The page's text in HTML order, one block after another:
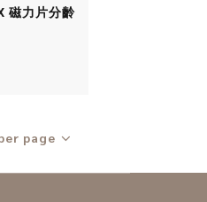
力片分齡
page